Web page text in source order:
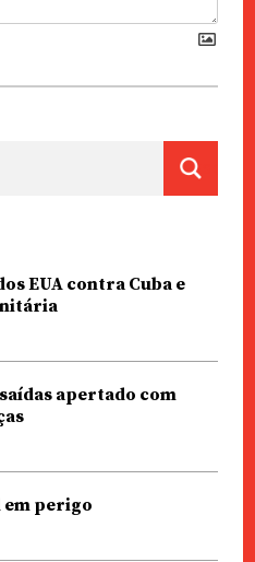
EUA contra Cuba e
apertado com
em perigo